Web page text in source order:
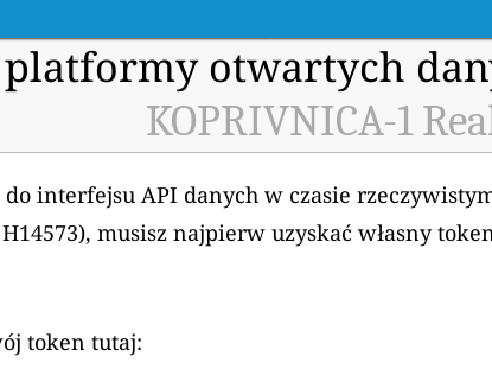
otwartych
KOPRIVNICA-1
do interfejsu API danych w czasie
musisz najpierw uzyskać własny
token tutaj: